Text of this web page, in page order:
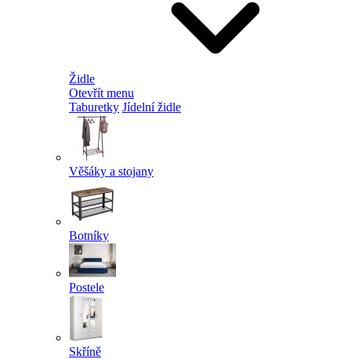
Židle
Otevřít menu
Taburetky Jídelní židle
Věšáky a stojany
Botníky
Postele
Skříně